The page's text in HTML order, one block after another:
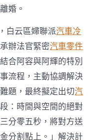
婚。
白云區婦聯派汽車冷
辦法官緊密汽車零件
合阿容與阿輝的特別
流程，主動協調解決
題，最終擬定出切汽
：時間與空間的絕對
分零五秒，將對方送
分割點上。」解決計